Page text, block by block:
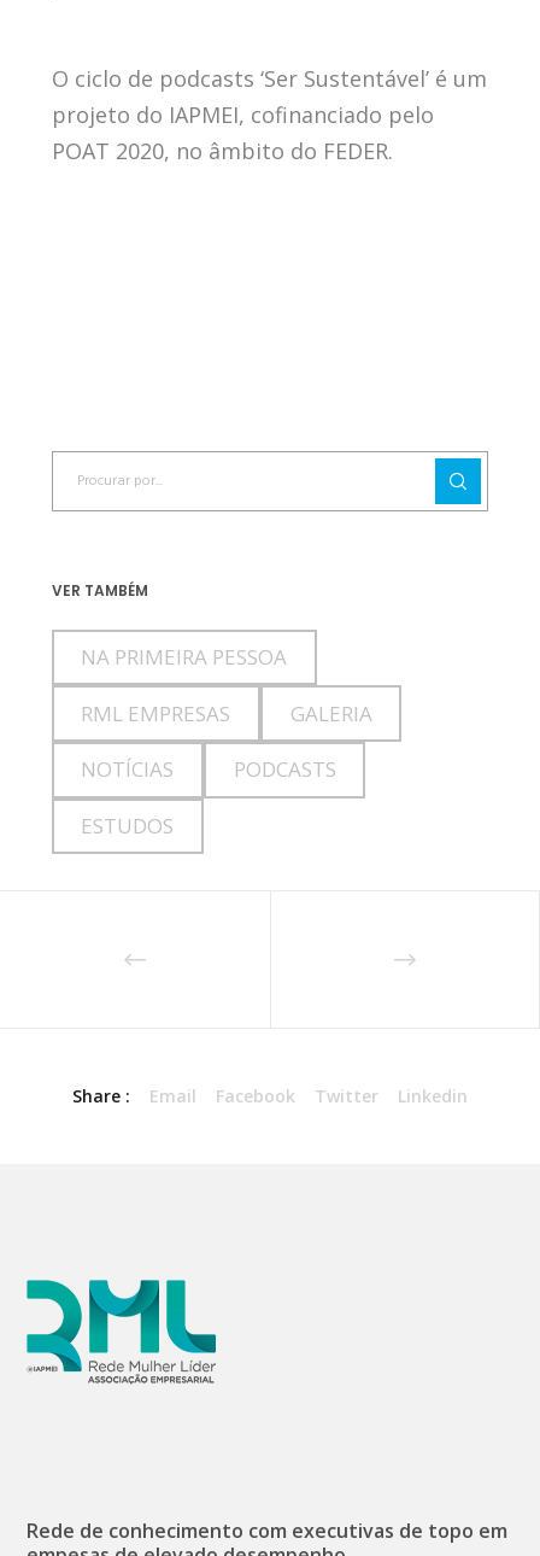
O ciclo de podcasts ‘Ser Sustentável’ é um
projeto do IAPMEI, cofinanciado pelo
POAT 2020, no âmbito do FEDER.
VER TAMBÉM
NA PRIMEIRA PESSOA
RML EMPRESAS GALERIA
NOTÍCIAS PODCASTS
ESTUDOS
Share : Email Facebook Twitter Linkedin
Rede de conhecimento com executivas de topo em